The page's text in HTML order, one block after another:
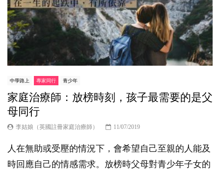
中學路上 專家同行 青少年
家庭治療師：放榜時刻，孩子最需要的是父
母同行
李姑娘（英國註冊家庭治療師） 11/07/2019
人在無助或受壓的情況下，會希望自己至親的人能及
時回應自己的情感需求。放榜時父母對青少年子女的